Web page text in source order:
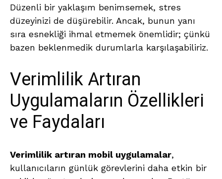
Düzenli bir yaklaşım benimsemek, stres
düzeyinizi de düşürebilir. Ancak, bunun yanı
sıra esnekliği ihmal etmemek önemlidir; çünkü
bazen beklenmedik durumlarla karşılaşabiliriz.
Verimlilik Artıran
Uygulamaların Özellikleri
ve Faydaları
Verimlilik artıran mobil uygulamalar,
kullanıcıların günlük görevlerini daha etkin bir